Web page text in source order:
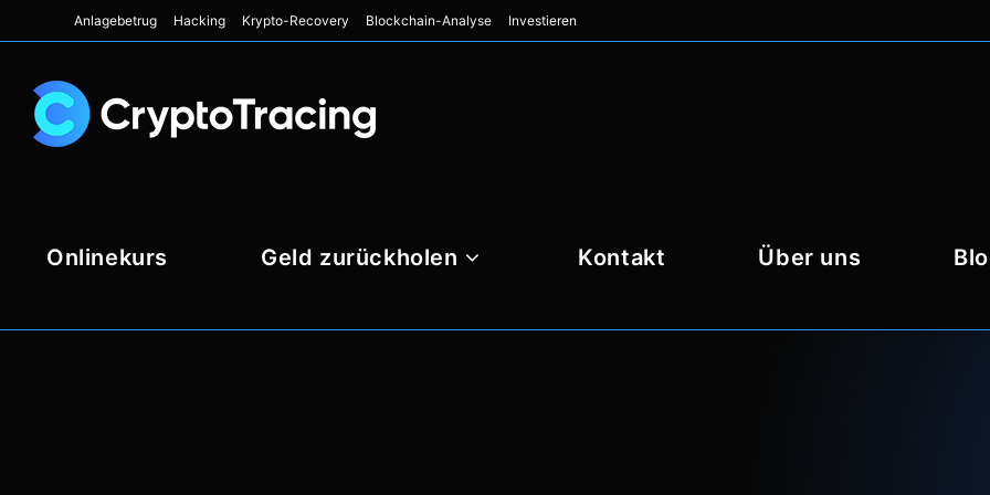
Anlagebetrug Hacking Krypto-Recovery Blockchain-Analyse Investieren
Onlinekurs Geld zurückholen Kontakt Über uns